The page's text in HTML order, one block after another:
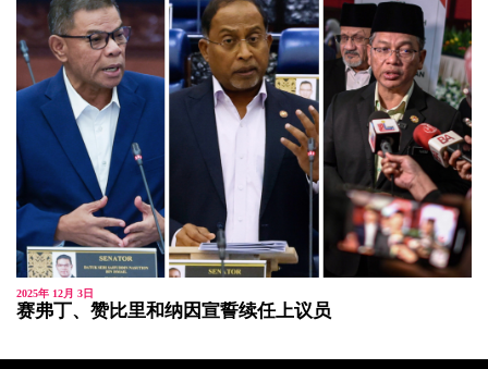
2025年 12月 3日
赛弗丁、赞比里和纳因宣誓续任上议员